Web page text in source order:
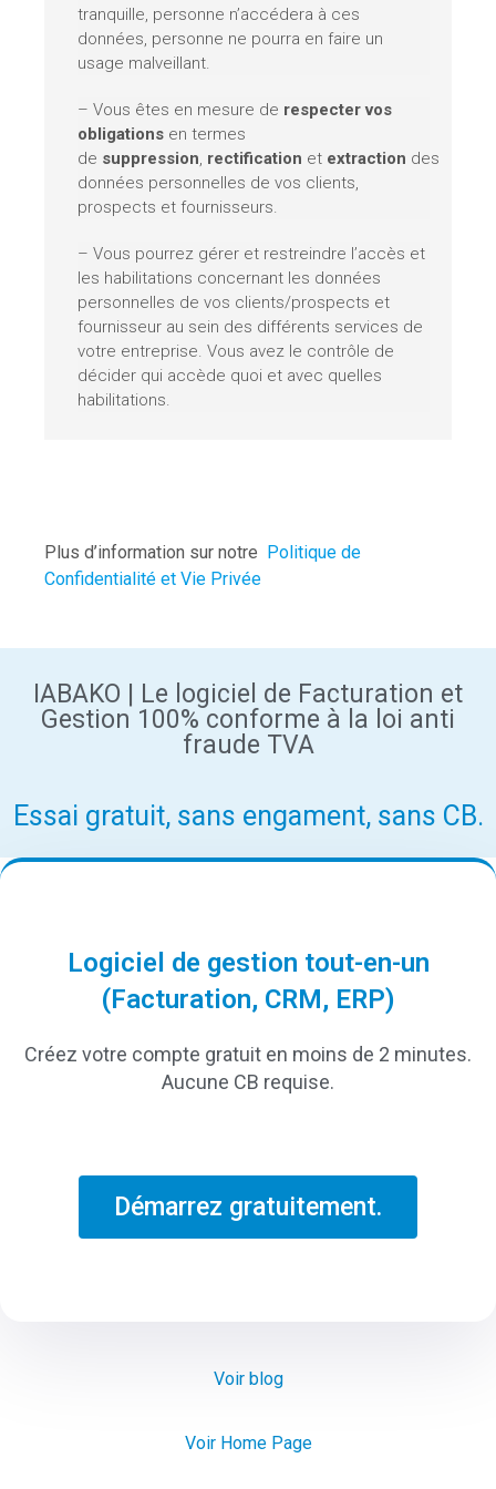
tranquille, personne n’accédera à ces
données, personne ne pourra en faire un
usage malveillant.
– Vous êtes en mesure de respecter vos
obligations en termes
de suppression, rectification et extraction des
données personnelles de vos clients,
prospects et fournisseurs.
– Vous pourrez gérer et restreindre l’accès et
les habilitations concernant les données
personnelles de vos clients/prospects et
fournisseur au sein des différents services de
votre entreprise. Vous avez le contrôle de
décider qui accède quoi et avec quelles
habilitations.
Plus d’information sur notre Politique de
Confidentialité et Vie Privée
IABAKO | Le logiciel de Facturation et
Gestion 100% conforme à la loi anti
fraude TVA
Essai gratuit, sans engament, sans CB.​
Logiciel de gestion tout-en-un
(Facturation, CRM, ERP)
Créez votre compte gratuit en moins de 2 minutes.
Aucune CB requise.
Démarrez gratuitement.
Voir blog
Voir Home Page